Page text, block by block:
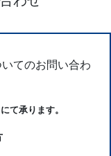
てのお問い合わ
て承ります。